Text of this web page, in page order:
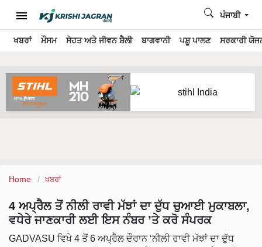
ਖਬਰਾਂ ਮੌਸਮ ਸੇਹਤ ਅਤੇ ਜੀਵਨ ਸ਼ੈਲੀ ਬਾਗਵਾਨੀ ਪਸ਼ੂ ਪਾਲਣ ਸਰਕਾਰੀ
ਪੰਜਾਬੀ
Home ਖਬਰਾਂ
4 ਅਪ੍ਰੈਲ ਤੋਂ ਨੀਲੀ ਰਾਵੀ ਮੱਝਾਂ ਦਾ ਦੁੱਧ ਚੁਆਈ ਮੁਕਾਬਲਾ,
ਵਧੇਰੇ ਜਾਣਕਾਰੀ ਲਈ ਇਸ ਨੰਬਰ ’ਤੇ ਕਰੋ ਸੰਪਰਕ
GADVASU ਵਿਖੇ 4 ਤੋਂ 6 ਅਪ੍ਰੈਲ ਦੌਰਾਨ ‘ਨੀਲੀ ਰਾਵੀ ਮੱਝਾਂ ਦਾ ਦੁੱਧ